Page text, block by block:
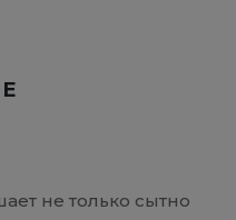
не только сытно